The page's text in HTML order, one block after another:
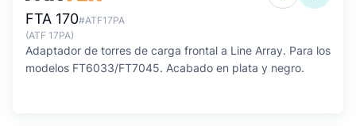
FTA 170#ATF17PA
(ATF 17PA)
Adaptador de torres de carga frontal a Line Array. Para los
modelos FT6033/FT7045. Acabado en plata y negro.